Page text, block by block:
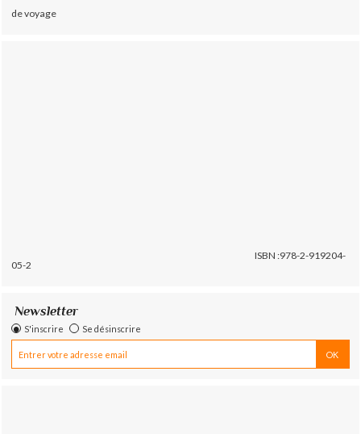
de voyage
ISBN :978-2-919204-
05-2
Newsletter
S'inscrire Se désinscrire